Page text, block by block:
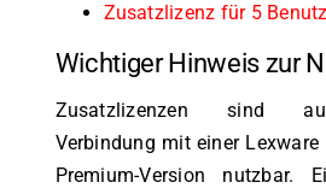
Zusatzlizenz für 5
Wichtiger Hinweis zur
Zusatzlizenzen sind
Verbindung mit einer
Premium-Version nutzbar.